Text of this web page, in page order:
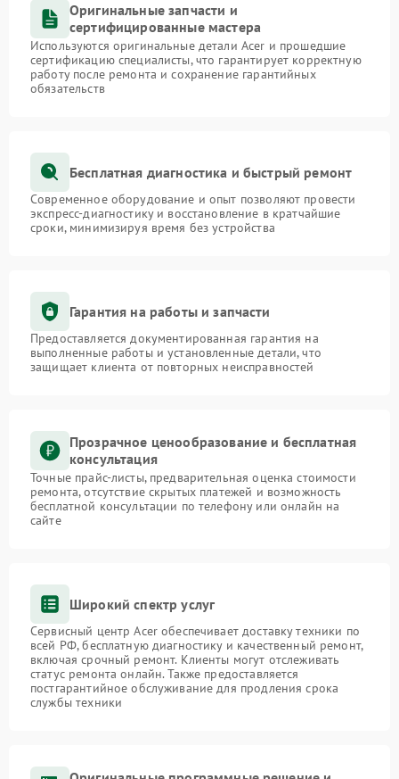
Оригинальные запчасти и
сертифицированные мастера
Используются оригинальные детали Acer и прошедшие
сертификацию специалисты, что гарантирует корректную
работу после ремонта и сохранение гарантийных
обязательств
Бесплатная диагностика и быстрый ремонт
Современное оборудование и опыт позволяют провести
экспресс-диагностику и восстановление в кратчайшие
сроки, минимизируя время без устройства
Гарантия на работы и запчасти
Предоставляется документированная гарантия на
выполненные работы и установленные детали, что
защищает клиента от повторных неисправностей
Прозрачное ценообразование и бесплатная
консультация
Точные прайс-листы, предварительная оценка стоимости
ремонта, отсутствие скрытых платежей и возможность
бесплатной консультации по телефону или онлайн на
сайте
Широкий спектр услуг
Сервисный центр Acer обеспечивает доставку техники по
всей РФ, бесплатную диагностику и качественный ремонт,
включая срочный ремонт. Клиенты могут отслеживать
статус ремонта онлайн. Также предоставляется
постгарантийное обслуживание для продления срока
службы техники